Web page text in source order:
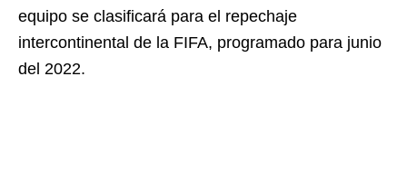
equipo se clasificará para el repechaje
intercontinental de la FIFA, programado para junio
del 2022.